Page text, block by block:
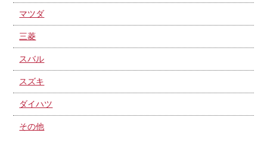
マツダ
三菱
スバル
スズキ
ダイハツ
その他